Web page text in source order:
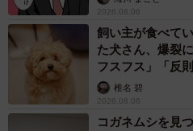
2026.08.06
飼い主が食べて
た犬さん、爆裂
フスフス」「反則
椎名 碧
2026.08.06
コガネムシを見